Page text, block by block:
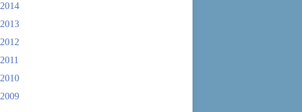
2014
2013
2012
2011
2010
2009